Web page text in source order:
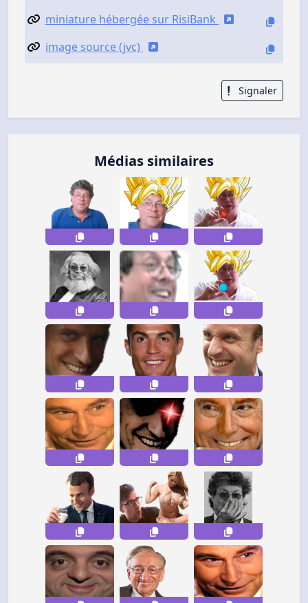
miniature hébergée sur RisiBank
image source (jvc)
Signaler
Médias similaires